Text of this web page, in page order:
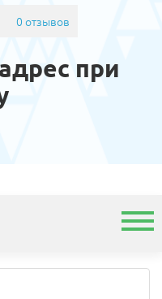
при
0 отзывов